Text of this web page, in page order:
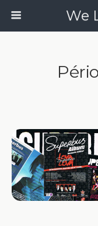
We